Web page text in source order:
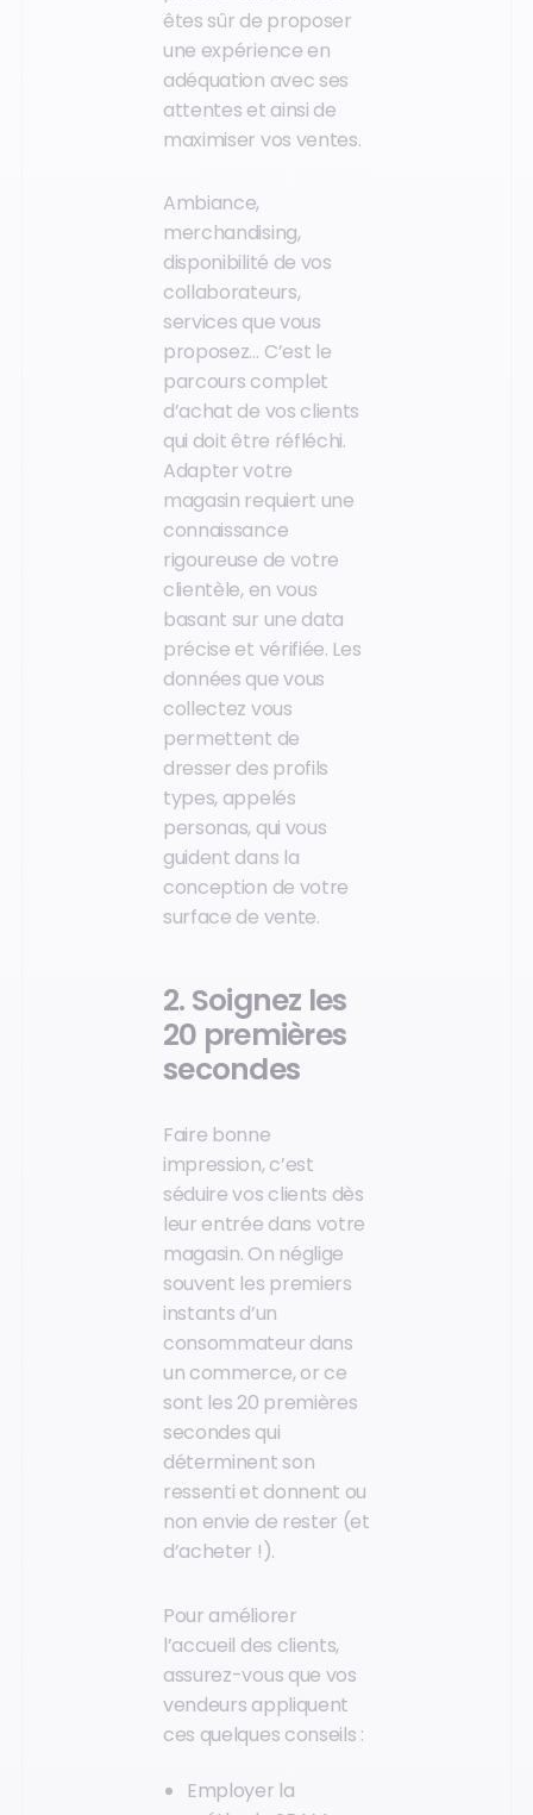
êtes sûr de proposer
une expérience en
adéquation avec ses
attentes et ainsi de
maximiser vos ventes.
Ambiance,
merchandising,
disponibilité de vos
collaborateurs,
services que vous
proposez… C’est le
parcours complet
d’achat de vos clients
qui doit être réfléchi.
Adapter votre
magasin requiert une
connaissance
rigoureuse de votre
clientèle, en vous
basant sur une data
précise et vérifiée. Les
données que vous
collectez vous
permettent de
dresser des profils
types, appelés
personas, qui vous
guident dans la
conception de votre
surface de vente.
2. Soignez les
20 premières
secondes
Faire bonne
impression, c’est
séduire vos clients dès
leur entrée dans votre
magasin. On néglige
souvent les premiers
instants d’un
consommateur dans
un commerce, or ce
sont les 20 premières
secondes qui
déterminent son
ressenti et donnent ou
non envie de rester (et
d’acheter !).
Pour améliorer
l’accueil des clients,
assurez-vous que vos
vendeurs appliquent
ces quelques conseils :
Employer la